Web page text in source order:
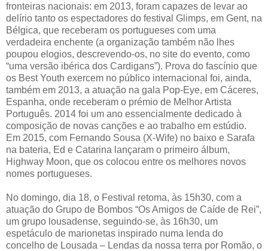
fronteiras nacionais: em 2013, foram capazes de levar ao
delírio tanto os espectadores do festival Glimps, em Gent, na
Bélgica, que receberam os portugueses com uma
verdadeira enchente (a organização também não lhes
poupou elogios, descrevendo-os, no site do evento, como
“uma versão ibérica dos Cardigans”). Prova do fascínio que
os Best Youth exercem no público internacional foi, ainda,
também em 2013, a atuação na gala Pop-Eye, em Cáceres,
Espanha, onde receberam o prémio de Melhor Artista
Português. 2014 foi um ano essencialmente dedicado à
composição de novas canções e ao trabalho em estúdio.
Em 2015, com Fernando Sousa (X-Wife) no baixo e Sarafa
na bateria, Ed e Catarina lançaram o primeiro álbum,
Highway Moon, que os colocou entre os melhores novos
nomes portugueses.
No domingo, dia 18, o Festival retoma, às 15h30, com a
atuação do Grupo de Bombos “Os Amigos de Caíde de Rei”,
um grupo lousadense, seguindo-se, às 16h30, um
espetáculo de marionetas inspirado numa lenda do
concelho de Lousada – Lendas da nossa terra por Romão, o